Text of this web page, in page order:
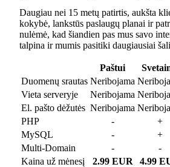
Daugiau nei 15 metų patirtis, aukšta
kokybė, lankstūs paslaugų planai ir
nulėmė, kad šiandien pas mus savo
talpina ir mumis pasitiki daugiausiai
Paštui
Duomenų srautas Neribojama
Vieta serveryje
Neribojama
El. pašto dėžutės Neribojama
PHP
- +
MySQL
- +
Multi-Domain
- -
Kaina už mėnesį
2.99 EUR 4.99